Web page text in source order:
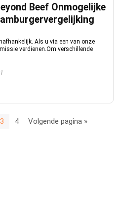
Beef Onmogelijke
Als u via een van onze
verdienen.Om verschillende
3 4 Volgende pagina »